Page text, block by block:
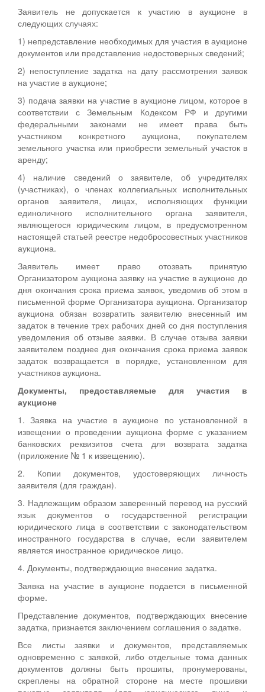
Заявитель не допускается к участию в аукционе в
следующих случаях:
1) непредставление необходимых для участия в аукционе
документов или представление недостоверных сведений;
2) непоступление задатка на дату рассмотрения заявок
на участие в аукционе;
3) подача заявки на участие в аукционе лицом, которое в
соответствии с Земельным Кодексом РФ и другими
федеральными законами не имеет права быть
участником конкретного аукциона, покупателем
земельного участка или приобрести земельный участок в
аренду;
4) наличие сведений о заявителе, об учредителях
(участниках), о членах коллегиальных исполнительных
органов заявителя, лицах, исполняющих функции
единоличного исполнительного органа заявителя,
являющегося юридическим лицом, в предусмотренном
настоящей статьей реестре недобросовестных участников
аукциона.
Заявитель имеет право отозвать принятую
Организатором аукциона заявку на участие в аукционе до
дня окончания срока приема заявок, уведомив об этом в
письменной форме Организатора аукциона. Организатор
аукциона обязан возвратить заявителю внесенный им
задаток в течение трех рабочих дней со дня поступления
уведомления об отзыве заявки. В случае отзыва заявки
заявителем позднее дня окончания срока приема заявок
задаток возвращается в порядке, установленном для
участников аукциона.
Документы, предоставляемые для участия в
аукционе
1. Заявка на участие в аукционе по установленной в
извещении о проведении аукциона форме с указанием
банковских реквизитов счета для возврата задатка
(приложение № 1 к извещению).
2. Копии документов, удостоверяющих личность
заявителя (для граждан).
3. Надлежащим образом заверенный перевод на русский
язык документов о государственной регистрации
юридического лица в соответствии с законодательством
иностранного государства в случае, если заявителем
является иностранное юридическое лицо.
4. Документы, подтверждающие внесение задатка.
Заявка на участие в аукционе подается в письменной
форме.
Представление документов, подтверждающих внесение
задатка, признается заключением соглашения о задатке.
Все листы заявки и документов, представляемых
одновременно с заявкой, либо отдельные тома данных
документов должны быть прошиты, пронумерованы,
скреплены на обратной стороне на месте прошивки